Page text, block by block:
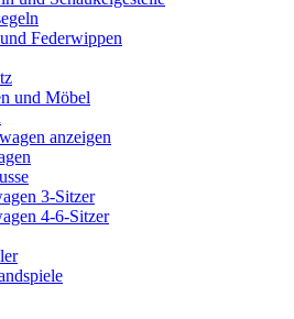
Federwippen
und Möbel
anzeigen
3-Sitzer
4-6-Sitzer